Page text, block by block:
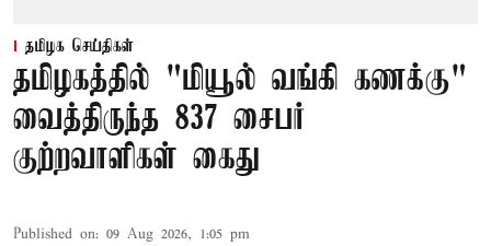
தமிழக செய்திகள்
தமிழகத்தில் "மியூல் வங்கி கணக்கு"
வைத்திருந்த 837 சைபர்
குற்றவாளிகள் கைது
Published on: 09 Aug 2026, 1:05 pm